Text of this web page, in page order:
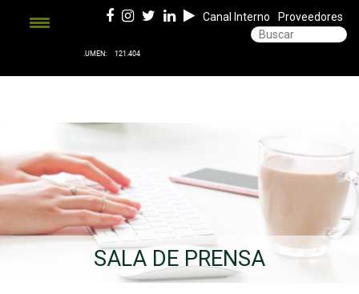
Canal Interno Proveedores
SALA DE PRENSA